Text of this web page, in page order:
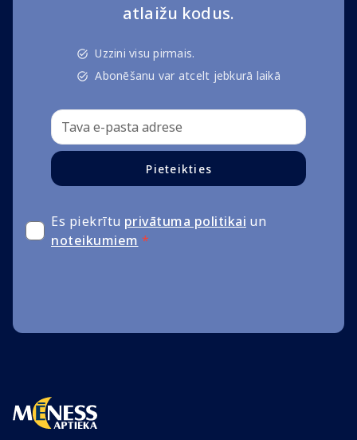
atlaižu kodus.
Uzzini visu pirmais.
Abonēšanu var atcelt jebkurā laikā
Pieteikties
Es piekrītu privātuma politikai un
noteikumiem *